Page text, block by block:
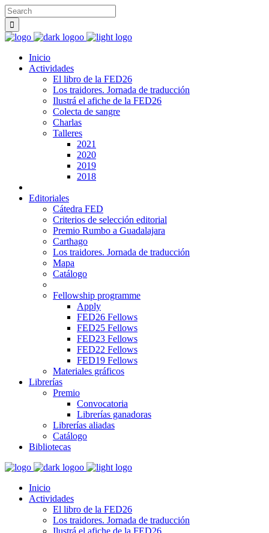
Inicio
Actividades
El libro de la FED26
Los traidores. Jornada de traducción
Ilustrá el afiche de la FED26
Colecta de sangre
Charlas
Talleres
2021
2020
2019
2018
Editoriales
Cátedra FED
Criterios de selección editorial
Premio Rumbo a Guadalajara
Carthago
Los traidores. Jornada de traducción
Mapa
Catálogo
Fellowship programme
Apply
FED26 Fellows
FED25 Fellows
FED23 Fellows
FED22 Fellows
FED19 Fellows
Materiales gráficos
Librerías
Premio
Convocatoria
Librerías ganadoras
Librerías aliadas
Catálogo
Bibliotecas
Inicio
Actividades
El libro de la FED26
Los traidores. Jornada de traducción
Ilustrá el afiche de la FED26